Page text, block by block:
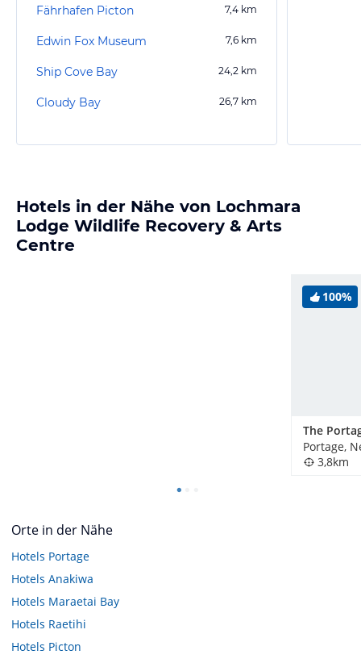
Fährhafen Picton 7,4 km
Edwin Fox Museum 7,6 km
Ship Cove Bay 24,2 km
Cloudy Bay 26,7 km
Hotels in der Nähe von Lochmara
Lodge Wildlife Recovery & Arts
Centre
100%
Portage,
3,8km
Orte in der Nähe
Hotels Portage
Hotels Anakiwa
Hotels Maraetai Bay
Hotels Raetihi
Hotels Picton